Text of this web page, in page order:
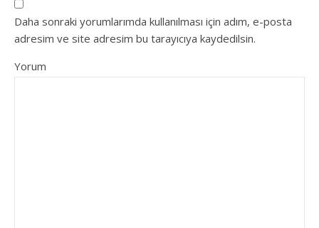
Daha sonraki yorumlarımda kullanılması için adım, e-posta
adresim ve site adresim bu tarayıcıya kaydedilsin.
Yorum